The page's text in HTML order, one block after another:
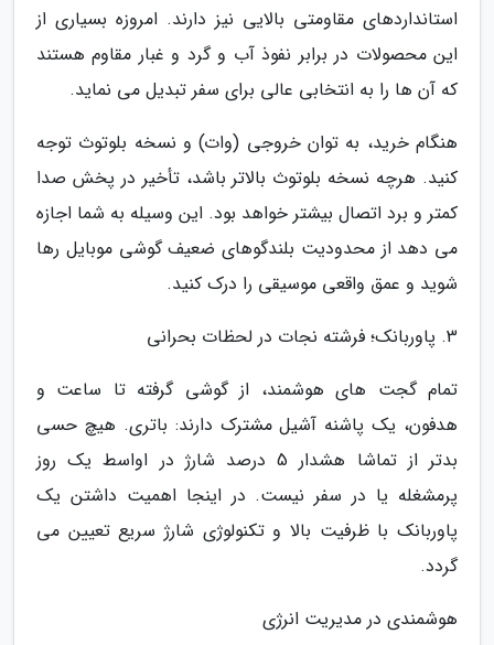
استانداردهای مقاومتی بالایی نیز دارند. امروزه بسیاری از
این محصولات در برابر نفوذ آب و گرد و غبار مقاوم هستند
که آن ها را به انتخابی عالی برای سفر تبدیل می نماید.
هنگام خرید، به توان خروجی (وات) و نسخه بلوتوث توجه
کنید. هرچه نسخه بلوتوث بالاتر باشد، تأخیر در پخش صدا
کمتر و برد اتصال بیشتر خواهد بود. این وسیله به شما اجازه
می دهد از محدودیت بلندگوهای ضعیف گوشی موبایل رها
شوید و عمق واقعی موسیقی را درک کنید.
3. پاوربانک؛ فرشته نجات در لحظات بحرانی
تمام گجت های هوشمند، از گوشی گرفته تا ساعت و
هدفون، یک پاشنه آشیل مشترک دارند: باتری. هیچ حسی
بدتر از تماشا هشدار 5 درصد شارژ در اواسط یک روز
پرمشغله یا در سفر نیست. در اینجا اهمیت داشتن یک
پاوربانک با ظرفیت بالا و تکنولوژی شارژ سریع تعیین می
گردد.
هوشمندی در مدیریت انرژی